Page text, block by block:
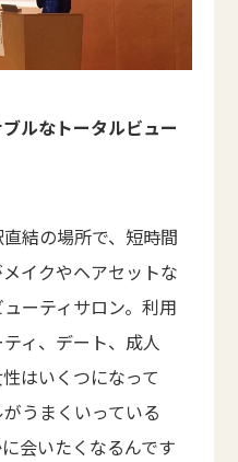
ルなトータルビュー
結の場所で、短時間
イクやヘアセットな
ーティサロン。利用
ィ、デート、成人
はいくつになって
うまくいっている
会いたくなるんです